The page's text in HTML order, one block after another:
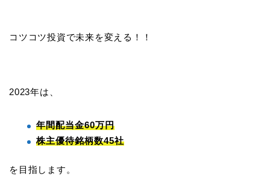
コツコツ投資で未来を変える！！
2023年は、
年間配当金60万円
株主優待銘柄数45社
を目指します。